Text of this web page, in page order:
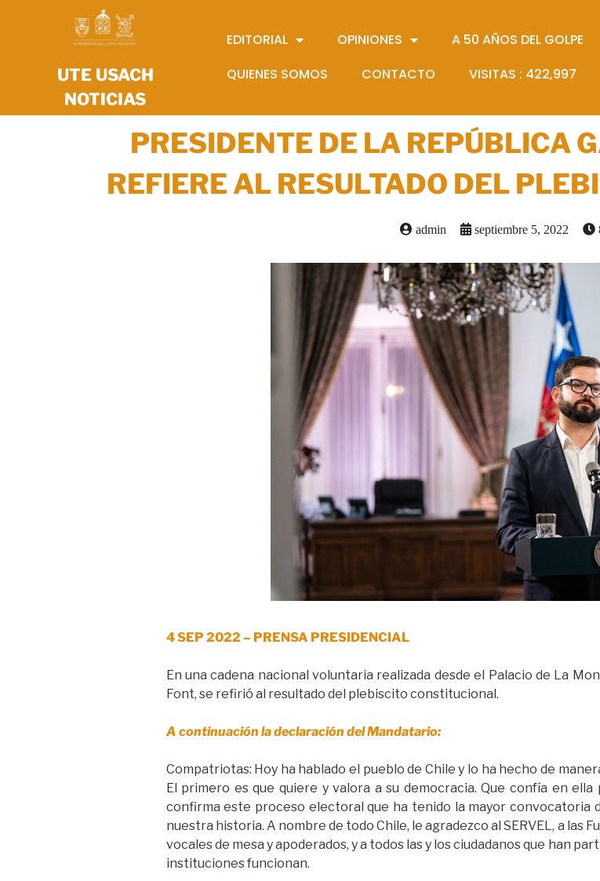
UTE USACH
NOTICIAS
EDITORIAL OPINIONES A 50 AÑOS DEL GOLPE
QUIENES SOMOS
CONTACTO VISITAS : 422,997
PRESIDENTE DE LA REPÚBLICA
REFIERE AL RESULTADO DEL
admin septiembre 5, 2022
4 SEP 2022 – PRENSA PRESIDENCIAL
En una cadena nacional voluntaria realizada desde el Palacio de La
Font, se refirió al resultado del plebiscito constitucional.
A continuación la declaración del Mandatario:
Compatriotas: Hoy ha hablado el pueblo de Chile y lo ha hecho de
El primero es que quiere y valora a su democracia. Que confía en
confirma este proceso electoral que ha tenido la mayor convocatoria
nuestra historia. A nombre de todo Chile, le agradezco al SERVEL, a las
vocales de mesa y apoderados, y a todos las y los ciudadanos que han
instituciones funcionan.